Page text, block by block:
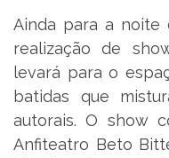
Ainda para a noite
realização de
levará para o
batidas que
autorais. O show
Anfiteatro Beto